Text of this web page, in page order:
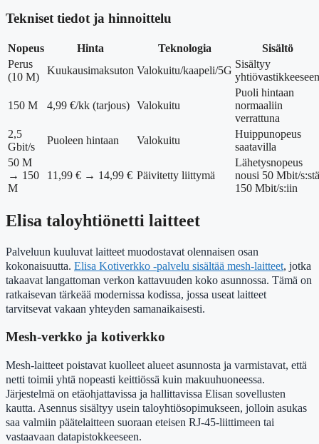
Tekniset tiedot ja hinnoittelu
Nopeus Hinta Teknologia
Sisältö
Perus
(10 M)
Kuukausimaksuton Valokuitu/kaapeli/5G
Sisältyy
yhtiövastikkeeseen
150 M 4,99 €/kk (tarjous) Valokuitu
Puoli hintaan
normaaliin
verrattuna
2,5
Gbit/s
Puoleen hintaan Valokuitu
Huippunopeus
saatavilla
50 M
→ 150
M
11,99 € → 14,99 € Päivitetty liittymä
Lähetysnopeus
nousi 50 Mbit/s:stä
150 Mbit/s:iin
Elisa taloyhtiönetti laitteet
Palveluun kuuluvat laitteet muodostavat olennaisen osan
kokonaisuutta. Elisa Kotiverkko -palvelu sisältää mesh-laitteet, jotka
takaavat langattoman verkon kattavuuden koko asunnossa. Tämä on
ratkaisevan tärkeää modernissa kodissa, jossa useat laitteet
tarvitsevat vakaan yhteyden samanaikaisesti.
Mesh-verkko ja kotiverkko
Mesh-laitteet poistavat kuolleet alueet asunnosta ja varmistavat, että
netti toimii yhtä nopeasti keittiössä kuin makuuhuoneessa.
Järjestelmä on etäohjattavissa ja hallittavissa Elisan sovellusten
kautta. Asennus sisältyy usein taloyhtiösopimukseen, jolloin asukas
saa valmiin päätelaitteen suoraan eteisen RJ-45-liittimeen tai
vastaavaan datapistokkeeseen.